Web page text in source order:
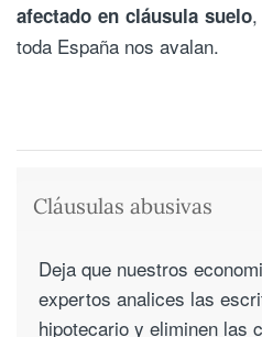
afectado en cláusula suelo,
toda España nos avalan.
Cláusulas abusivas
Deja que nuestros
expertos analices las
hipotecario y eliminen las